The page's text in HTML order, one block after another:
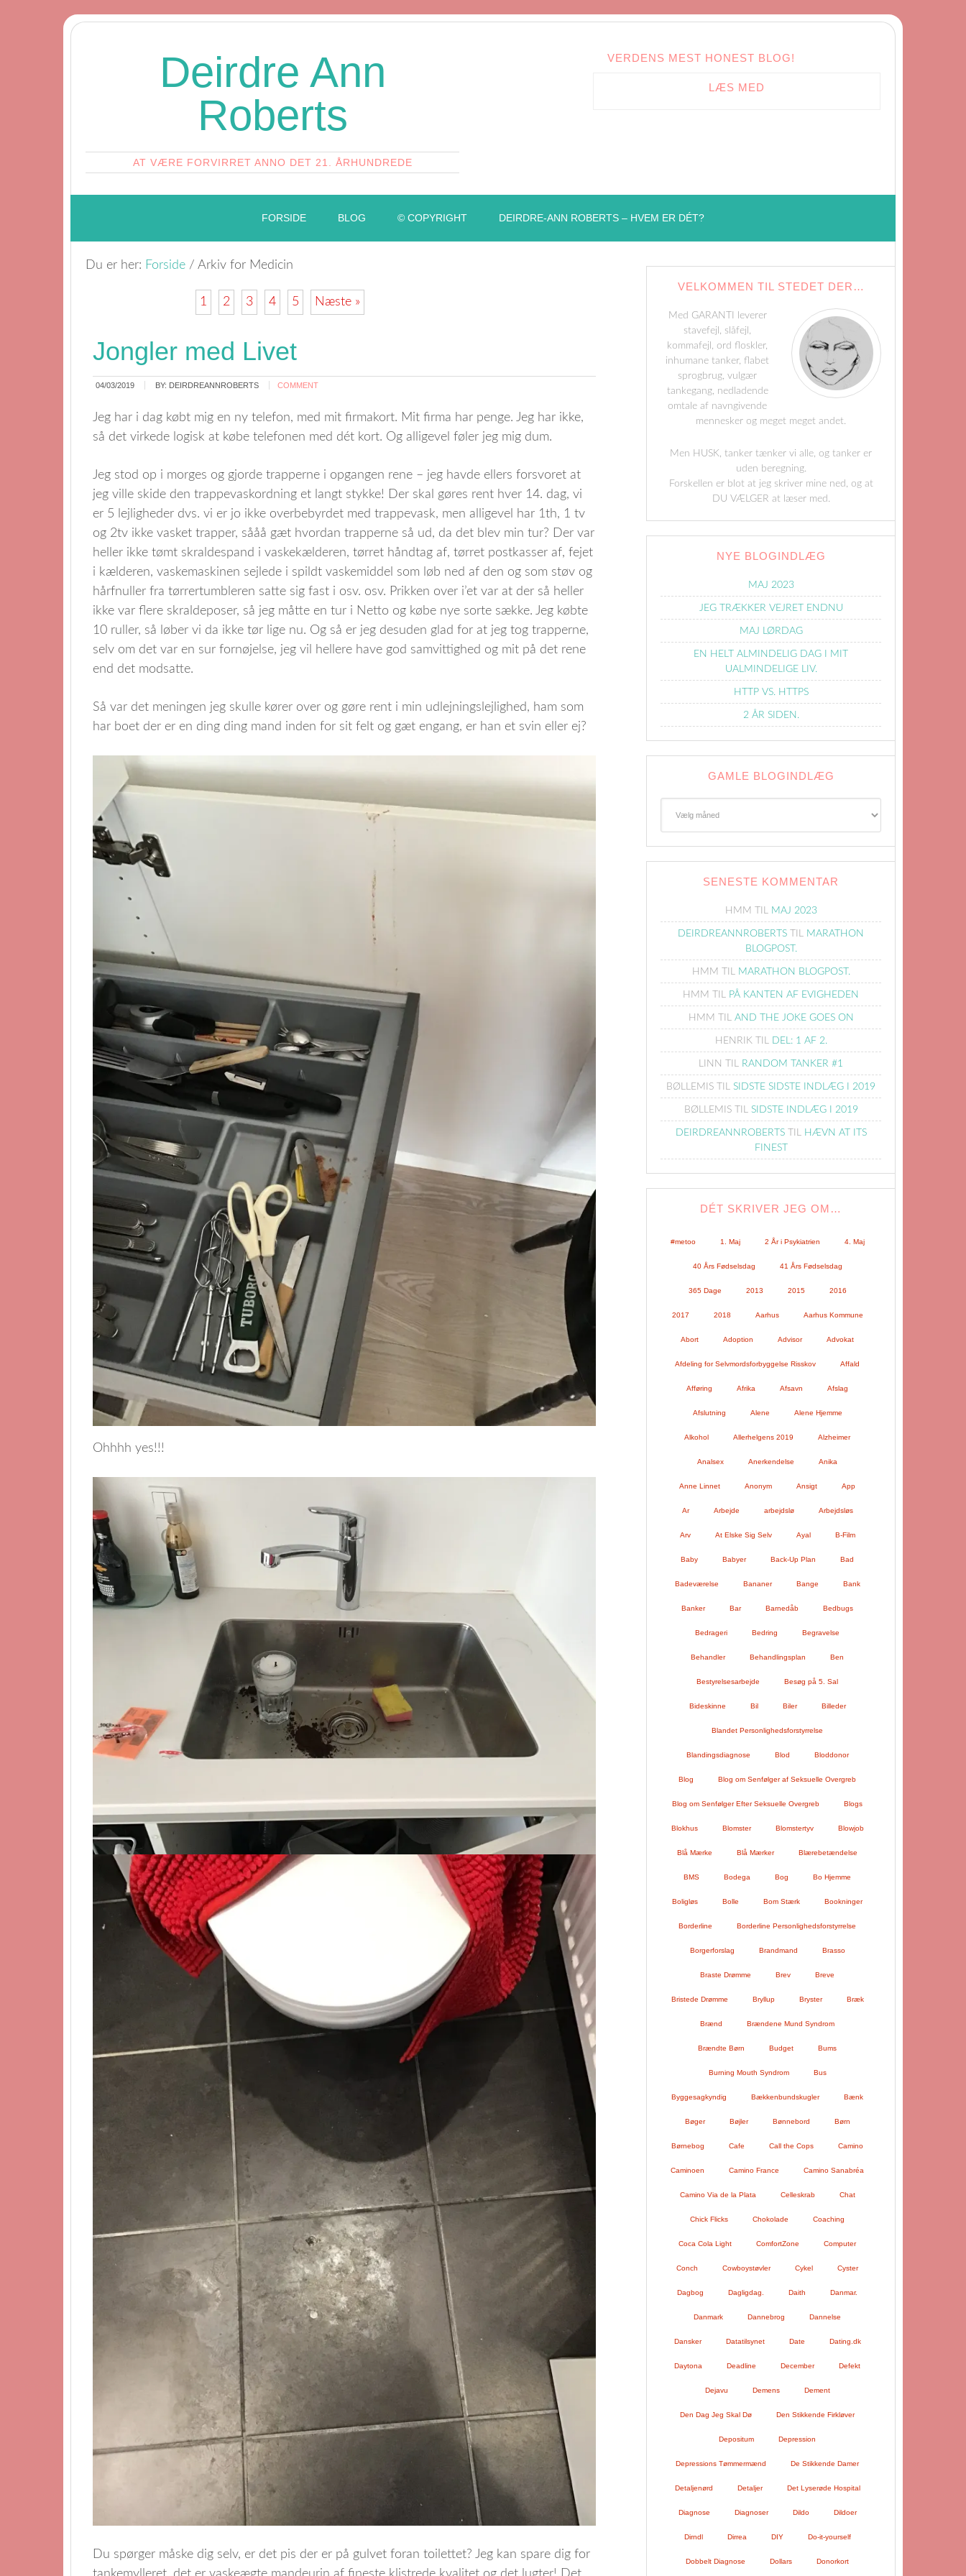
Deirdre Ann
Roberts
AT VÆRE FORVIRRET ANNO DET 21. ÅRHUNDREDE
VERDENS MEST HONEST BLOG!
LÆS MED
FORSIDE BLOG © COPYRIGHT DEIRDRE-ANN ROBERTS – HVEM ER DÉT?
Du er her: Forside / Arkiv for Medicin
1 2 3 4 5 Næste »
Jongler med Livet
04/03/2019 BY: DEIRDREANNROBERTS COMMENT
Jeg har i dag købt mig en ny telefon, med mit firmakort. Mit firma har penge. Jeg har ikke,
så det virkede logisk at købe telefonen med dét kort. Og alligevel føler jeg mig dum.
Jeg stod op i morges og gjorde trapperne i opgangen rene – jeg havde ellers forsvoret at
jeg ville skide den trappevaskordning et langt stykke! Der skal gøres rent hver 14. dag, vi
er 5 lejligheder dvs. vi er jo ikke overbebyrdet med trappevask, men alligevel har 1th, 1 tv
og 2tv ikke vasket trapper, sååå gæt hvordan trapperne så ud, da det blev min tur? Der var
heller ikke tømt skraldespand i vaskekælderen, tørret håndtag af, tørret postkasser af, fejet
i kælderen, vaskemaskinen sejlede i spildt vaskemiddel som løb ned af den og som støv og
hårfnuller fra tørrertumbleren satte sig fast i osv. osv. Prikken over i’et var at der så heller
ikke var flere skraldeposer, så jeg måtte en tur i Netto og købe nye sorte sække. Jeg købte
10 ruller, så løber vi da ikke tør lige nu. Og så er jeg desuden glad for at jeg tog trapperne,
selv om det var en sur fornøjelse, jeg vil hellere have god samvittighed og mit på det rene
end det modsatte.
Så var det meningen jeg skulle kører over og gøre rent i min udlejningslejlighed, ham som
har boet der er en ding ding mand inden for sit felt og gæt engang, er han et svin eller ej?
Ohhhh yes!!!
Du spørger måske dig selv, er det pis der er på gulvet foran toilettet? Jeg kan spare dig for
VELKOMMEN TIL STEDET DER…
Med GARANTI leverer
stavefejl, slåfejl,
kommafejl, ord floskler,
inhumane tanker, flabet
sprogbrug, vulgær
tankegang, nedladende
omtale af navngivende
mennesker og meget meget andet.
Men HUSK, tanker tænker vi alle, og tanker er
uden beregning.
Forskellen er blot at jeg skriver mine ned, og at
DU VÆLGER at læser med.
NYE BLOGINDLÆG
MAJ 2023
JEG TRÆKKER VEJRET ENDNU
MAJ LØRDAG
EN HELT ALMINDELIG DAG I MIT
UALMINDELIGE LIV.
HTTP VS. HTTPS
2 ÅR SIDEN.
GAMLE BLOGINDLÆG
SENESTE KOMMENTAR
HMM TIL MAJ 2023
DEIRDREANNROBERTS TIL MARATHON
BLOGPOST.
HMM TIL MARATHON BLOGPOST.
HMM TIL PÅ KANTEN AF EVIGHEDEN
HMM TIL AND THE JOKE GOES ON
HENRIKTIL DEL: 1 AF 2.
LINN TIL RANDOM TANKER #1
BØLLEMIS TIL SIDSTE SIDSTE INDLÆG I 2019
BØLLEMISTIL SIDSTE INDLÆG I 2019
DEIRDREANNROBERTSTIL HÆVN AT ITS
FINEST
DÉT SKRIVER JEG OM…
#metoo 1. Maj 2 År i Psykiatrien 4. Maj
40 Års Fødselsdag 41 Års Fødselsdag
365 Dage 2013 2015 2016
2017 2018 Aarhus Aarhus Kommune
Abort Adoption Advisor Advokat
Afdeling for Selvmordsforbyggelse Risskov Affald
Afføring Afrika Afsavn Afslag
Afslutning Alene Alene Hjemme
Alkohol Allerhelgens 2019 Alzheimer
Analsex Anerkendelse Anika
Anne Linnet Anonym Ansigt App
Ar Arbejde arbejdslø Arbejdsløs
Arv At Elske Sig Selv Ayal B-Film
Baby Babyer Back-Up Plan Bad
Badeværelse Bananer Bange Bank
Banker Bar Barnedåb Bedbugs
Bedrageri Bedring Begravelse
Behandler Behandlingsplan Ben
Bestyrelsesarbejde Besøg på 5. Sal
Bideskinne Bil Biler Billeder
Blandet Personlighedsforstyrrelse
Blandingsdiagnose Blod Bloddonor
Blog Blog om Senfølger af Seksuelle Overgreb
Blog om Senfølger Efter Seksuelle Overgreb Blogs
Blokhus Blomster Blomstertyv Blowjob
Blå Mærke Blå Mærker Blærebetændelse
BMS Bodega Bog Bo Hjemme
Boligløs Bolle Bom Stærk Bookninger
Borderline Borderline Personlighedsforstyrrelse
Borgerforslag Brandmand Brasso
Braste Drømme Brev Breve
Bristede Drømme Bryllup Bryster Bræk
Brænd Brændene Mund Syndrom
Brændte Børn Budget Bums
Burning Mouth Syndrom Bus
Byggesagkyndig Bækkenbundskugler Bænk
Bøger Bøjler Bønnebord Børn
Børnebog Cafe Call the Cops Camino
Caminoen Camino France Camino Sanabréa
Camino Via de la Plata Celleskrab Chat
Chick Flicks Chokolade Coaching
Coca Cola Light ComfortZone Computer
Conch Cowboystøvler Cykel Cyster
Dagbog Dagligdag. Daith Danmar.
Danmark Dannebrog Dannelse
Dansker Datatilsynet Date Dating.dk
Daytona Deadline December Defekt
Dejavu Demens Dement
Den Dag Jeg Skal Dø Den Stikkende Firkløver
Depositum Depression
Depressions Tømmermænd De Stikkende Damer
Detaljenørd Detaljer Det Lyserøde Hospital
Diagnose Diagnoser Dildo Dildoer
Dirndl Dirrea DIY Do-it-yourself
Dobbelt Diagnose Dollars Donorkort